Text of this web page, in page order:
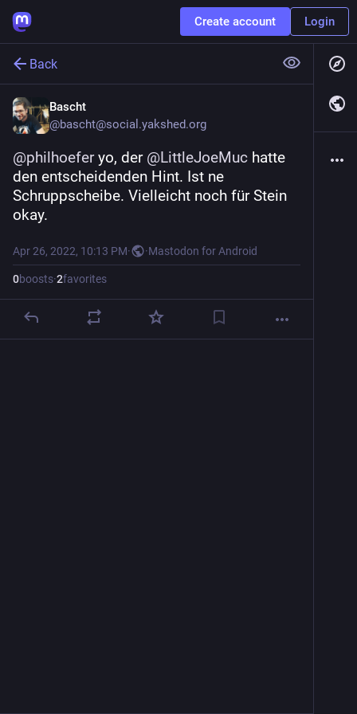
Create account Login
Back
Bascht
@bascht@social.yakshed.org
@philhoefer yo, der @LittleJoeMuc hatte
den entscheidenden Hint. Ist ne
Schruppscheibe. Vielleicht noch für Stein
okay.
Apr 26, 2022, 10:13 PM· ·Mastodon for Android
0boosts·2favorites